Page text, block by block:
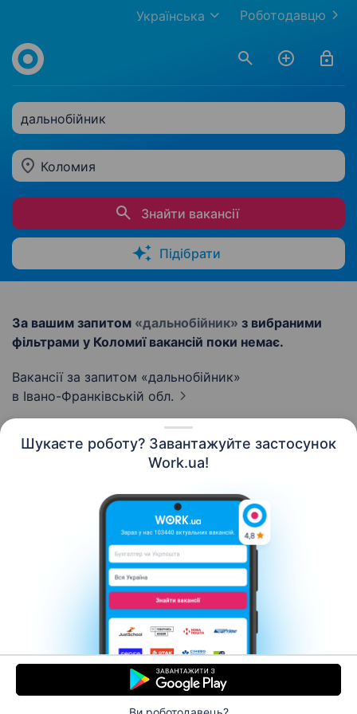
Шукаєте роботу? Завантажуйте застосунок
Work.ua!
Роботодавцю
Українська
дальнобійник
Коломия
Знайти вакансії
Підібрати
За вашим запитом «дальнобійник» з вибраними
фільтрами у Коломиї вакансій поки немає.
Вакансії за запитом «дальнобійник»
в Івано-Франківській обл.
Контакти Про нас
Кар’єра
Допомога Умови використання